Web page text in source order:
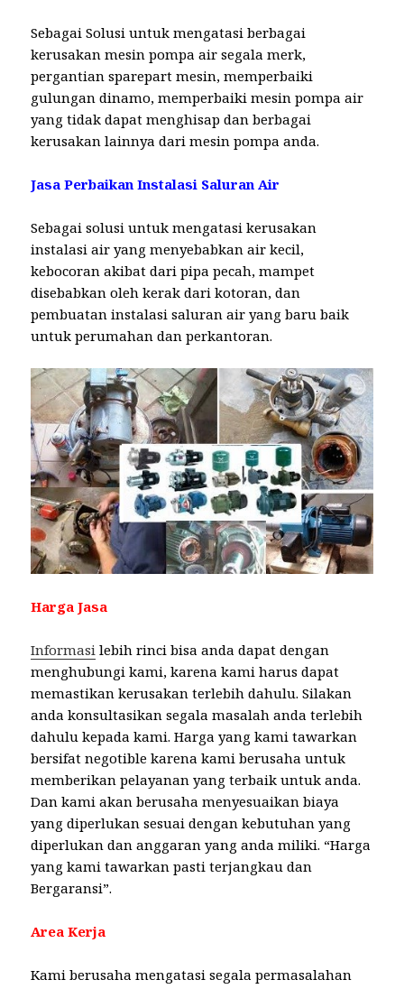
Sebagai Solusi untuk mengatasi berbagai
kerusakan mesin pompa air segala merk,
pergantian sparepart mesin, memperbaiki
gulungan dinamo, memperbaiki mesin pompa air
yang tidak dapat menghisap dan berbagai
kerusakan lainnya dari mesin pompa anda.
Jasa Perbaikan Instalasi Saluran Air
Sebagai solusi untuk mengatasi kerusakan
instalasi air yang menyebabkan air kecil,
kebocoran akibat dari pipa pecah, mampet
disebabkan oleh kerak dari kotoran, dan
pembuatan instalasi saluran air yang baru baik
untuk perumahan dan perkantoran.
Harga Jasa
Informasi lebih rinci bisa anda dapat dengan
menghubungi kami, karena kami harus dapat
memastikan kerusakan terlebih dahulu. Silakan
anda konsultasikan segala masalah anda terlebih
dahulu kepada kami. Harga yang kami tawarkan
bersifat negotible karena kami berusaha untuk
memberikan pelayanan yang terbaik untuk anda.
Dan kami akan berusaha menyesuaikan biaya
yang diperlukan sesuai dengan kebutuhan yang
diperlukan dan anggaran yang anda miliki. “Harga
yang kami tawarkan pasti terjangkau dan
Bergaransi”.
Area Kerja
Kami berusaha mengatasi segala permasalahan